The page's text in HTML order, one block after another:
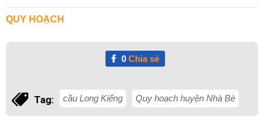
QUY HOẠCH
0Chia sẻ
Tag: cầu Long Kiểng Quy hoạch huyện Nhà Bè